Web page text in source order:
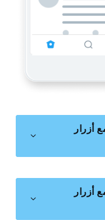
أزرار
أزرار